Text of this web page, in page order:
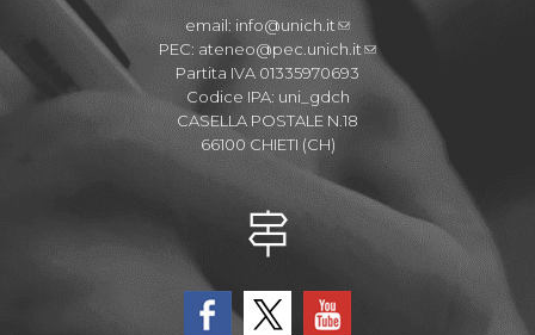
email: info@unich.it
PEC: ateneo@pec.unich.it
Partita IVA 01335970693
Codice IPA: uni_gdch
CASELLA POSTALE N.18
66100 CHIETI (CH)